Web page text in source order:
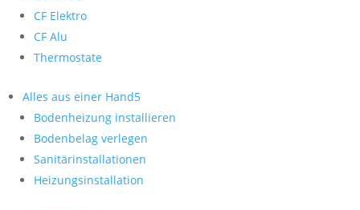
CF Elektro
CF Alu
Thermostate
Alles aus einer Hand
Bodenheizung installieren
Bodenbelag verlegen
Sanitärinstallationen
Heizungsinstallation